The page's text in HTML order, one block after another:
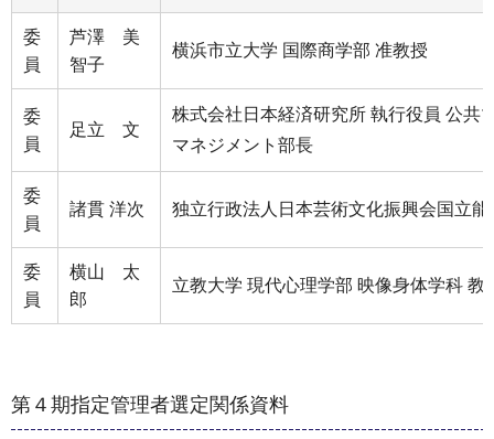
委
員
芦澤 美
智子
横浜市立大学 国際商学部 准教授
委
員
足立 文
株式会社日本経済研究所 執行役員 公共
マネジメント部長
委
員
諸貫 洋次 独立行政法人日本芸術文化振興会国立
委
員
横山 太
郎
立教大学 現代心理学部 映像身体学科 教
第４期指定管理者選定関係資料